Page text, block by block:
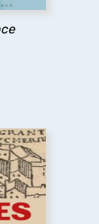
Moyen